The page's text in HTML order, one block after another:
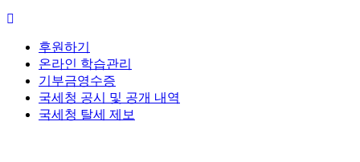
후원하기
온라인 학습관리
기부금영수증
국세청 공시 및 공개 내역
국세청 탈세 제보